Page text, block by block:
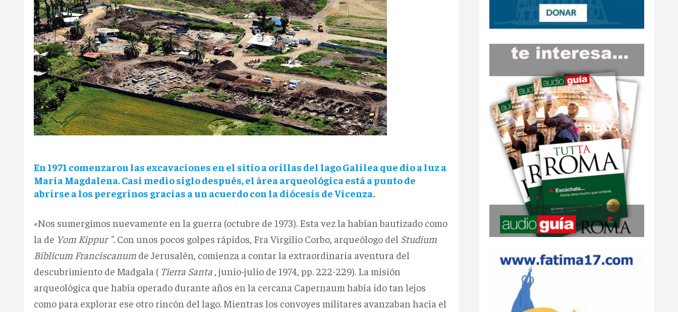
En 1971 comenzaron las excavaciones en el sitio a orillas del lago Galilea que dio a luz a
María Magdalena.Casi medio siglo después, el área arqueológica está a punto de
abrirse a los peregrinos gracias a un acuerdo con la diócesis de Vicenza.
«Nos sumergimos nuevamente en la guerra (octubre de 1973). Esta vez la habían bautizado como
la de Yom Kippur ". Con unos pocos golpes rápidos, Fra Virgilio Corbo, arqueólogo del Studium
Biblicum Franciscanum de Jerusalén, comienza a contar la extraordinaria aventura del
descubrimiento de Madgala ( Tierra Santa , junio-julio de 1974, pp. 222-229). La misión
arqueológica que había operado durante años en la cercana Capernaum había ido tan lejos
como para explorar ese otro rincón del lago. Mientras los convoyes militares avanzaban hacia el